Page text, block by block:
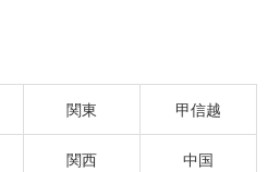
関東 甲信越
関西 中国